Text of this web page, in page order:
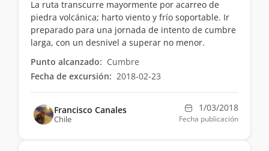
La ruta transcurre mayormente por acarreo de
piedra volcánica; harto viento y frío soportable. Ir
preparado para una jornada de intento de cumbre
larga, con un desnivel a superar no menor.
Punto alcanzado: Cumbre
Fecha de excursión: 2018-02-23
Francisco Canales
Chile
1/03/2018
Fecha publicación